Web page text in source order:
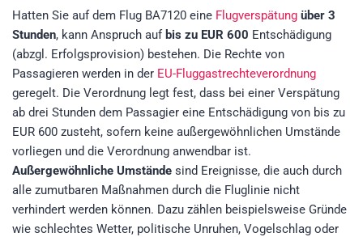
Hatten Sie auf dem Flug BA7120 eine Flugverspätung über 3
Stunden, kann Anspruch auf bis zu EUR 600 Entschädigung
(abzgl. Erfolgsprovision) bestehen. Die Rechte von
Passagieren werden in der EU-Fluggastrechteverordnung
geregelt. Die Verordnung legt fest, dass bei einer Verspätung
ab drei Stunden dem Passagier eine Entschädigung von bis zu
EUR 600 zusteht, sofern keine außergewöhnlichen Umstände
vorliegen und die Verordnung anwendbar ist.
Außergewöhnliche Umstände sind Ereignisse, die auch durch
alle zumutbaren Maßnahmen durch die Fluglinie nicht
verhindert werden können. Dazu zählen beispielsweise Gründe
wie schlechtes Wetter, politische Unruhen, Vogelschlag oder